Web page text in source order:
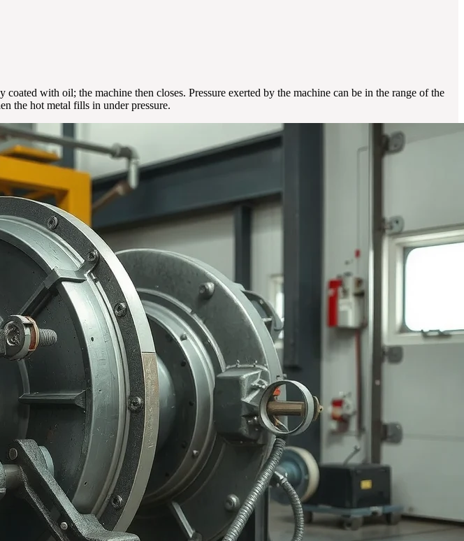
with oil; the machine then closes. Pressure exerted by the machine can be in the range of the
the hot metal fills in under pressure.